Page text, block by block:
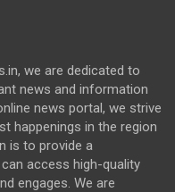
we are dedicated to
news and information
news portal, we strive
happenings in the region
is to provide a
access high-quality
engages. We are